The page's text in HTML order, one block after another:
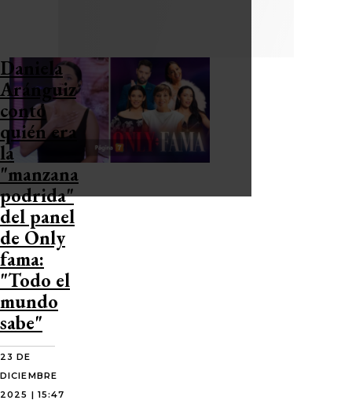
Daniela
Aránguiz
contó
quién era
la
"manzana
podrida"
del panel
de Only
fama:
"Todo el
mundo
sabe"
23 DE
DICIEMBRE
2025 | 15:47